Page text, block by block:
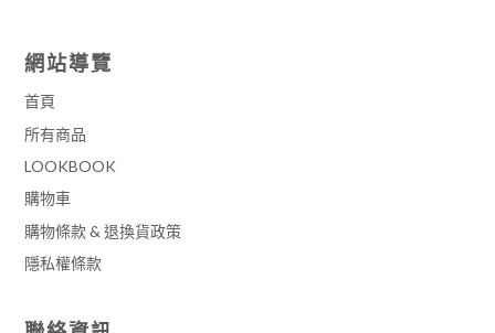
網站導覽
首頁
所有商品
LOOKBOOK
購物車
購物條款 & 退換貨政策
隱私權條款